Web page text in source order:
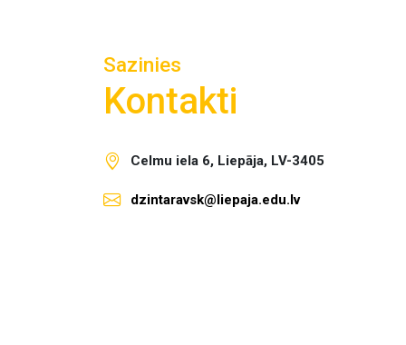
Sazinies
Kontakti
Celmu iela 6, Liepāja, LV-3405
dzintaravsk@liepaja.edu.lv